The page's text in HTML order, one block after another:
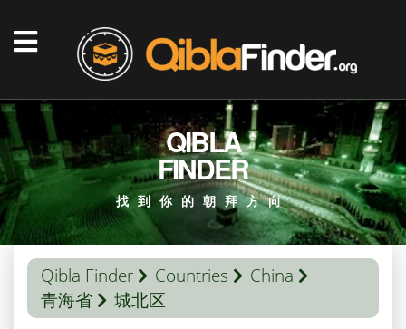
QIBLA
FINDER
找到你的朝拜方向
Qibla Finder Countries
China
青海省
城北区